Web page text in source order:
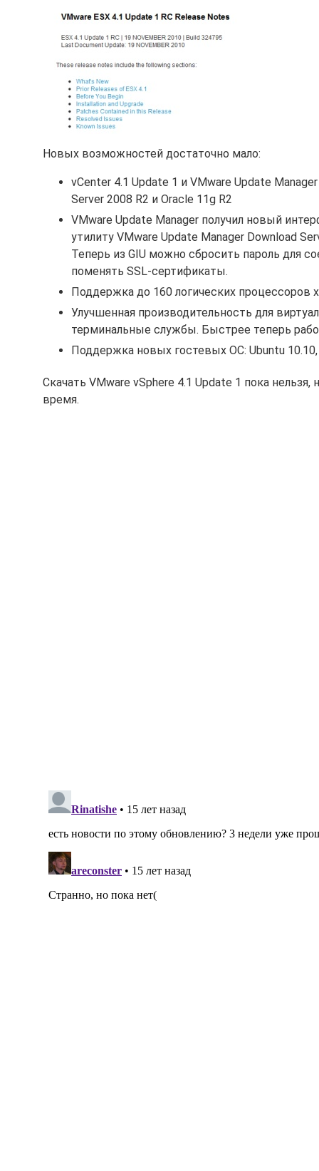
Новых возможностей достаточно мало:
vCenter 4.1 Update 1 и VMware Update
Server 2008 R2 и Oracle 11g R2
VMware Update Manager получил новый
утилиту VMware Update Manager Download
Теперь из GIU можно сбросить пароль для
поменять SSL-сертификаты.
Поддержка до 160 логических процессоров
Улучшенная производительность для
терминальные службы. Быстрее теперь
Поддержка новых гостевых ОС: Ubuntu 10.10,
Скачать VMware vSphere 4.1 Update 1 пока
время.